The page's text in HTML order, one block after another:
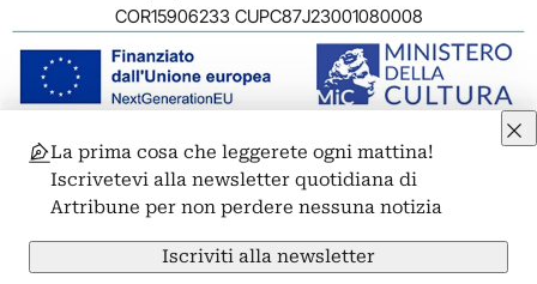
COR15906233 CUPC87J23001080008
© 2011-2026 ARTRIBUNE srl – Corso Vittorio Emanuele II, 287 –
00186 Roma - P.I. 11381581005
Privacy: Responsabile della protezione dei dati personali
ARTRIBUNE srl – Corso Vittorio Emanuele II, 287 – 00186 Roma
Termini e condizioniPrivacy PolicyCookie PolicyCredits
La prima cosa che leggerete ogni mattina!
Iscrivetevi alla newsletter quotidiana di
Artribune per non perdere nessuna notizia
Iscriviti alla newsletter